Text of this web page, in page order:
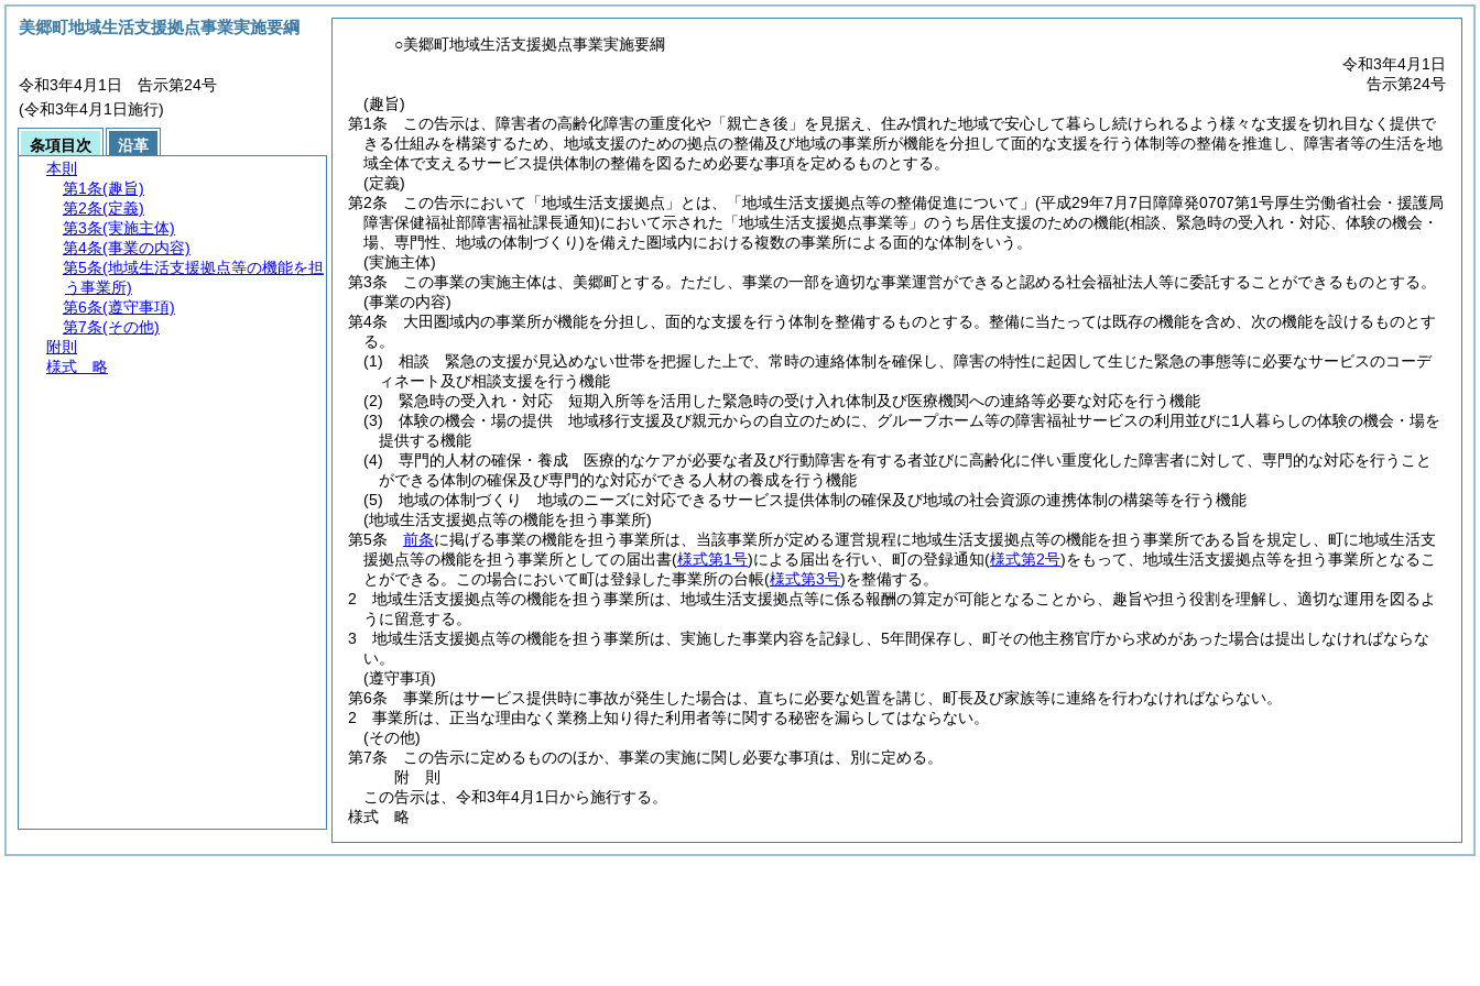
○美郷町地域生活支援拠点事業実施要綱
令和3年4月1日
告示第24号
(趣旨)
第1条
この告示は、障害者の高齢化障害の重度化や「親亡き後」を見据え、住み慣れた地域で安心して暮らし続けられるよう様々な支援を切れ目なく提供で
きる仕組みを構築するため、地域支援のための拠点の整備及び地域の事業所が機能を分担して面的な支援を行う体制等の整備を推進し、障害者等の生活を地
域全体で支えるサービス提供体制の整備を図るため必要な事項を定めるものとする。
(定義)
第2条
この告示において「地域生活支援拠点」とは、「地域生活支援拠点等の整備促進について」 (平成29年7月7日障障発0707第1号厚生労働省社会・援護局
障害保健福祉部障害福祉課長通知)において示された「地域生活支援拠点事業等」のうち居住支援のための機能(相談、緊急時の受入れ・対応、体験の機会・
場、専門性、地域の体制づくり)を備えた圏域内における複数の事業所による面的な体制をいう。
(実施主体)
第3条
この事業の実施主体は、美郷町とする。 ただし、事業の一部を適切な事業運営ができると認める社会福祉法人等に委託することができるものとする。
(事業の内容)
第4条
大田圏域内の事業所が機能を分担し、面的な支援を行う体制を整備するものとする。 整備に当たっては既存の機能を含め、次の機能を設けるものとす
る。
(1)
相談 緊急の支援が見込めない世帯を把握した上で、常時の連絡体制を確保し、障害の特性に起因して生じた緊急の事態等に必要なサービスのコーデ
ィネート及び相談支援を行う機能
(2)
緊急時の受入れ・対応 短期入所等を活用した緊急時の受け入れ体制及び医療機関への連絡等必要な対応を行う機能
(3)
体験の機会・場の提供 地域移行支援及び親元からの自立のために、グループホーム等の障害福祉サービスの利用並びに1人暮らしの体験の機会・場を
提供する機能
(4)
専門的人材の確保・養成 医療的なケアが必要な者及び行動障害を有する者並びに高齢化に伴い重度化した障害者に対して、専門的な対応を行うこと
ができる体制の確保及び専門的な対応ができる人材の養成を行う機能
(5)
地域の体制づくり 地域のニーズに対応できるサービス提供体制の確保及び地域の社会資源の連携体制の構築等を行う機能
(地域生活支援拠点等の機能を担う事業所)
第5条
前条に掲げる事業の機能を担う事業所は、当該事業所が定める運営規程に地域生活支援拠点等の機能を担う事業所である旨を規定し、町に地域生活支
援拠点等の機能を担う事業所としての届出書(様式第1号)による届出を行い、町の登録通知(様式第2号)をもって、地域生活支援拠点等を担う事業所となるこ
とができる。
この場合において町は登録した事業所の台帳(様式第3号)を整備する。
2
地域生活支援拠点等の機能を担う事業所は、地域生活支援拠点等に係る報酬の算定が可能となることから、趣旨や担う役割を理解し、適切な運用を図るよ
うに留意する。
3
地域生活支援拠点等の機能を担う事業所は、実施した事業内容を記録し、5年間保存し、町その他主務官庁から求めがあった場合は提出しなければならな
い。
(遵守事項)
第6条
事業所はサービス提供時に事故が発生した場合は、直ちに必要な処置を講じ、町長及び家族等に連絡を行わなければならない。
2
事業所は、正当な理由なく業務上知り得た利用者等に関する秘密を漏らしてはならない。
(その他)
第7条
この告示に定めるもののほか、事業の実施に関し必要な事項は、別に定める。
附 則
この告示は、令和3年4月1日から施行する。
様式 略
美郷町地域生活支援拠点事業実施要綱
令和3年4月1日 告示第24号
(令和3年4月1日施行)
条項目次
沿革
本則
第1条(趣旨)
第2条(定義)
第3条(実施主体)
第4条(事業の内容)
第5条(地域生活支援拠点等の機能を担
う事業所)
第6条(遵守事項)
第7条(その他)
附則
様式 略